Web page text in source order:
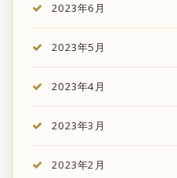
2023年6月
2023年5月
2023年4月
2023年3月
2023年2月